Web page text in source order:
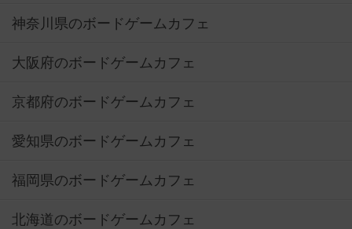
神奈川県のボードゲームカフェ
大阪府のボードゲームカフェ
京都府のボードゲームカフェ
愛知県のボードゲームカフェ
福岡県のボードゲームカフェ
北海道のボードゲームカフェ